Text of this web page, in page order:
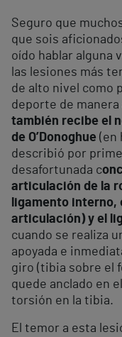
Seguro que
que sois
oído hablar alguna
las lesiones más
de alto nivel como
deporte de
también recibe el
de O’Donoghue (en
describió por
desafortunada c
articulación de la
ligamento
articulación) y el
cuando se realiza
apoyada e
giro (tibia sobre el
quede anclado en
torsión en la tibia.
El temor a esta